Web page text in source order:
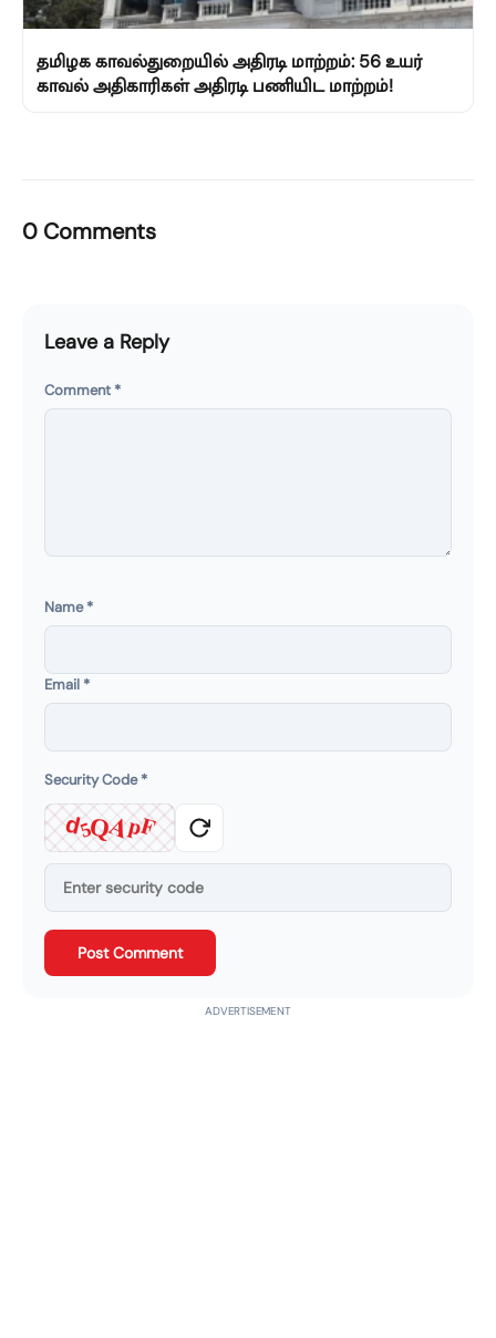
தமிழக காவல்துறையில் அதிரடி மாற்றம்: 56 உயர்
காவல் அதிகாரிகள் அதிரடி பணியிட மாற்றம்!
0 Comments
Leave a Reply
Comment *
Name*
Email *
Security Code*
d5QApF
Post Comment
ADVERTISEMENT